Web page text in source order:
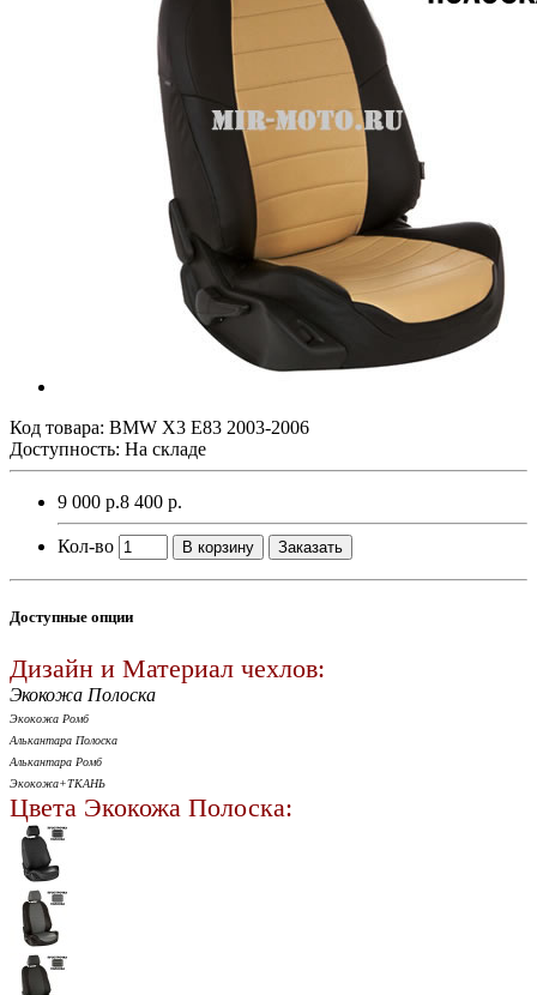
Код товара: BMW X3 E83 2003-2006
Доступность: На складе
9 000 р.8 400 р.
Кол-во В корзину Заказать
Доступные опции
Дизайн и Материал чехлов:
Экокожа Полоска
Экокожа Ромб
Алькантара Полоска
Алькантара Ромб
Экокожа+ТКАНЬ
Цвета Экокожа Полоска: